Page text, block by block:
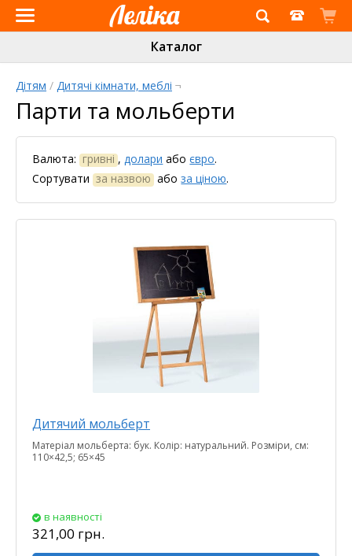
Інтернет-
магазин
«Леліка»
Каталог
Дітям / Дитячі кімнати, меблі ¬
Парти та мольберти
Валюта: гривні ,долари абоєвро.
Сортувати за назвою абоза ціною.
Дитячий мольберт
Матеріал мольберта: бук. Колір: натуральний. Розміри, см:
110×42,5; 65×45
в наявності
321,00 грн.